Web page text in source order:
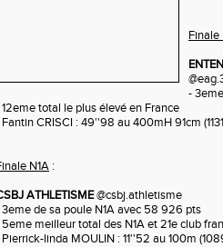
Finale
-
12eme total le plus élevé en France
CRISCI : 49''98 au 400mH 91cm
N1A :
ATHLETISME@csbj.athletisme
3eme de sa poule N1A avec 58 926 pts
5eme meilleur total des N1A et 21e club
Pierrick-linda MOULIN : 11''52 au 100m